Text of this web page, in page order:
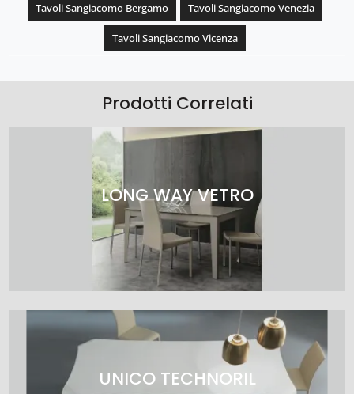
Tavoli Sangiacomo Bergamo Tavoli Sangiacomo Venezia
Tavoli Sangiacomo Vicenza
Prodotti Correlati
LONG WAY VETRO
UNICO TECHNORIL